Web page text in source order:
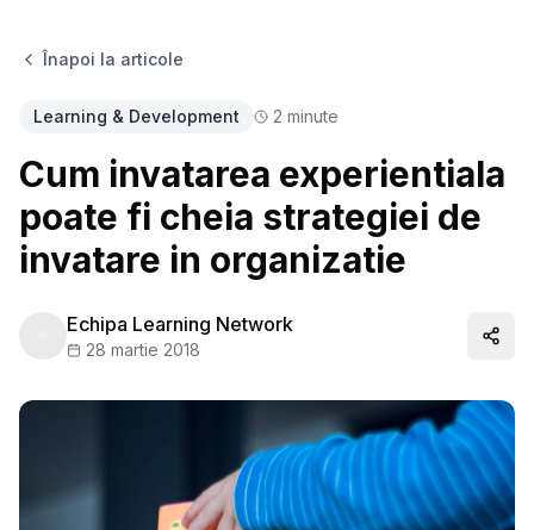
Înapoi la articole
Learning & Development 2 minute
Cum invatarea experientiala
poate fi cheia strategiei de
invatare in organizatie
Echipa Learning Network
28 martie 2018